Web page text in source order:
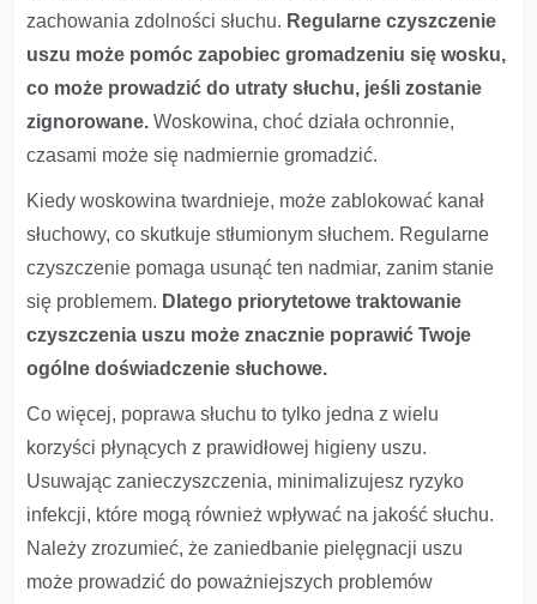
zachowania zdolności słuchu. Regularne czyszczenie
uszu może pomóc zapobiec gromadzeniu się wosku,
co może prowadzić do utraty słuchu, jeśli zostanie
zignorowane. Woskowina, choć działa ochronnie,
czasami może się nadmiernie gromadzić.
Kiedy woskowina twardnieje, może zablokować kanał
słuchowy, co skutkuje stłumionym słuchem. Regularne
czyszczenie pomaga usunąć ten nadmiar, zanim stanie
się problemem. Dlatego priorytetowe traktowanie
czyszczenia uszu może znacznie poprawić Twoje
ogólne doświadczenie słuchowe.
Co więcej, poprawa słuchu to tylko jedna z wielu
korzyści płynących z prawidłowej higieny uszu.
Usuwając zanieczyszczenia, minimalizujesz ryzyko
infekcji, które mogą również wpływać na jakość słuchu.
Należy zrozumieć, że zaniedbanie pielęgnacji uszu
może prowadzić do poważniejszych problemów